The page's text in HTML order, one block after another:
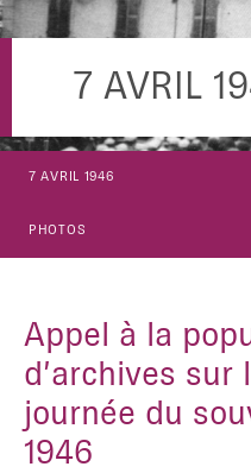
7 AVRIL
7 AVRIL 1946
PHOTOS
Appel à la
d’archives sur
journée du
1946